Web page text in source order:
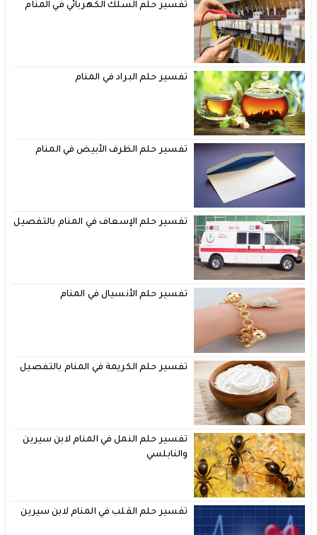
تفسير حلم السلك الكهربائي في المنام
تفسير حلم البراد في المنام
تفسير حلم الظرف الأبيض في المنام
تفسير حلم الإسعاف في المنام بالتفصيل
تفسير حلم الأنسيال في المنام
تفسير حلم الكريمة في المنام بالتفصيل
تفسير حلم النمل في المنام لابن سيرين
والنابلسي
تفسير حلم القلب في المنام لابن سيرين